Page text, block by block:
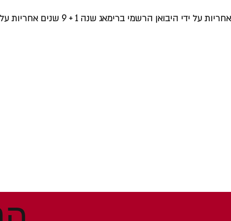
אחריות על ידי היבואן הרשמי ברימאג שנה 1 + 9 שנים אחריות על המדחס